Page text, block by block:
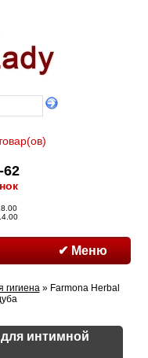
62
✔ Меню
гигиена» Farmona Herbal
для интимной